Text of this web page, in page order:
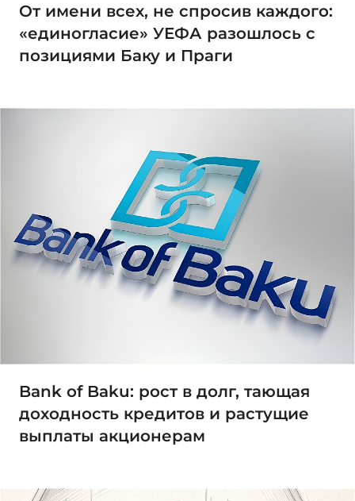
От имени всех, не спросив каждого:
«единогласие» УЕФА разошлось с
позициями Баку и Праги
Bank of Baku: рост в долг, тающая
доходность кредитов и растущие
выплаты акционерам